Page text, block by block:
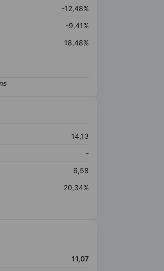
-12,48%
-9,41%
18,48%
14,13
-
6,58
20,34%
11,07